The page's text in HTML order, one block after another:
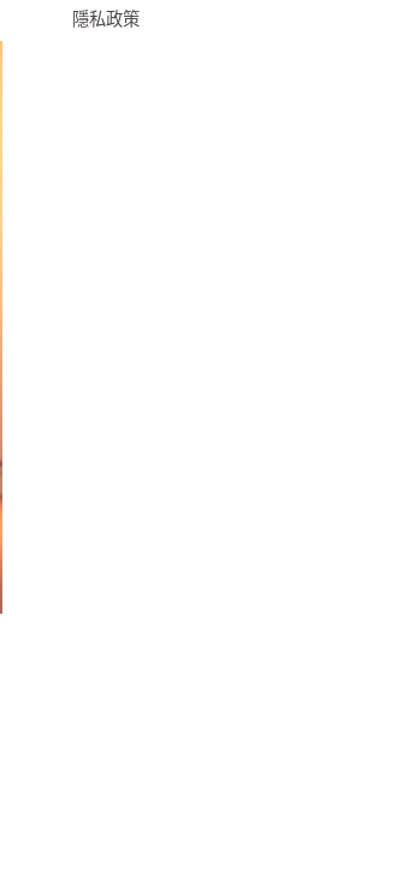
隱私政策